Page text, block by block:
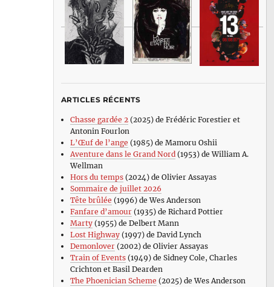
ARTICLES RÉCENTS
Chasse gardée 2(2025) de Frédéric Forestier et
Antonin Fourlon
L’Œuf de l’ange (1985) de Mamoru Oshii
Aventure dans le Grand Nord(1953) de William A.
Wellman
Hors du temps(2024) de Olivier Assayas
Sommaire de juillet 2026
Tête brûlée (1996) de Wes Anderson
Fanfare d’amour(1935) de Richard Pottier
Marty(1955) de Delbert Mann
Lost Highway(1997) de David Lynch
Demonlover(2002) de Olivier Assayas
Train of Events(1949) de Sidney Cole, Charles
Crichton et Basil Dearden
The Phoenician Scheme (2025) de Wes Anderson